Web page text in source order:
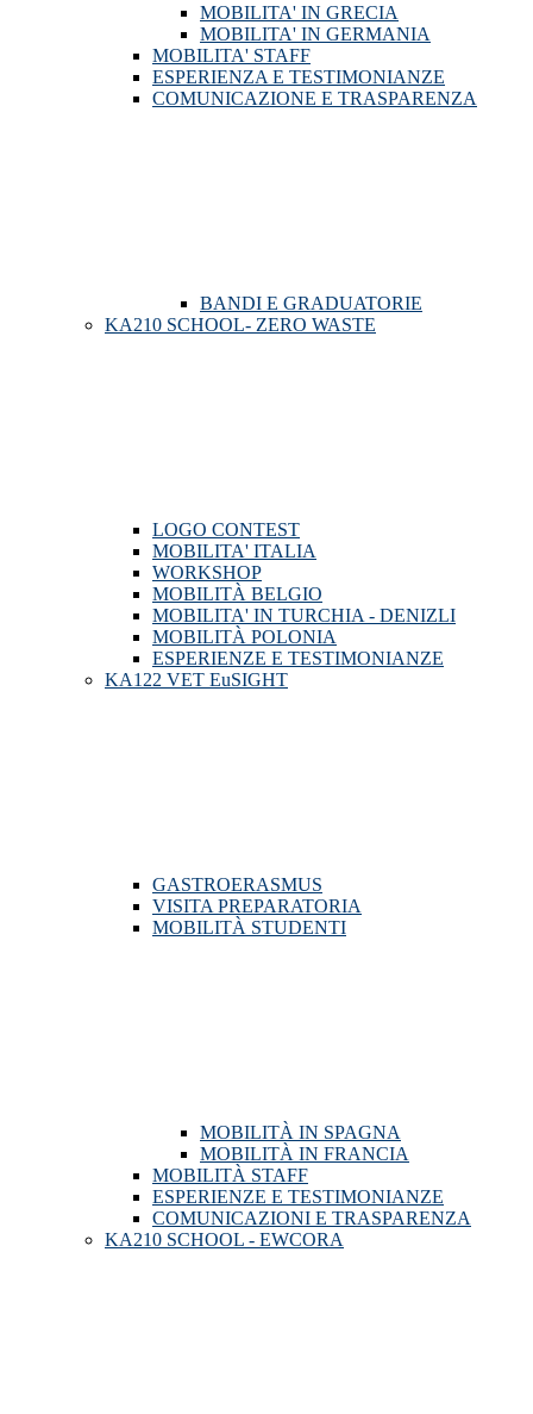
MOBILITA' IN GRECIA
MOBILITA' IN GERMANIA
MOBILITA' STAFF
ESPERIENZA E TESTIMONIANZE
COMUNICAZIONE E TRASPARENZA
BANDI E GRADUATORIE
KA210 SCHOOL- ZERO WASTE
LOGO CONTEST
MOBILITA' ITALIA
WORKSHOP
MOBILITÀ BELGIO
MOBILITA' IN TURCHIA - DENIZLI
MOBILITÀ POLONIA
ESPERIENZE E TESTIMONIANZE
KA122 VET EuSIGHT
GASTROERASMUS
VISITA PREPARATORIA
MOBILITÀ STUDENTI
MOBILITÀ IN SPAGNA
MOBILITÀ IN FRANCIA
MOBILITÀ STAFF
ESPERIENZE E TESTIMONIANZE
COMUNICAZIONI E TRASPARENZA
KA210 SCHOOL - EWCORA